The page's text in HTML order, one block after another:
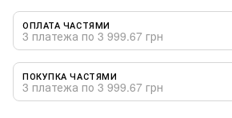
ОПЛАТА ЧАСТЯМИ
3 платежа по 3 999.67 грн
ПОКУПКА ЧАСТЯМИ
3 платежа по 3 999.67 грн